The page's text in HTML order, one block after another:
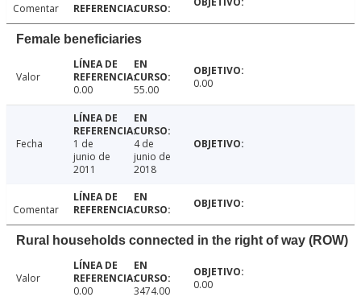
Comentar
Female beneficiaries
Valor
0.00
55.00 0.00
Fecha
1 de
junio de
2011
4 de
junio de
2018
Comentar
Rural households connected in the right of way (ROW)
Valor
0.00
3474.00 0.00